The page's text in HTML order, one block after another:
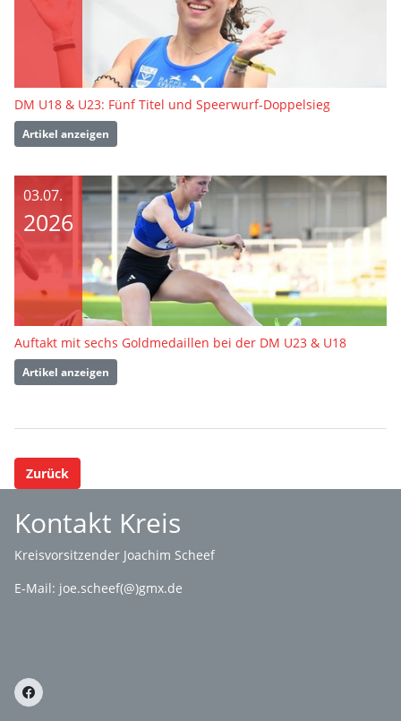
DM U18 & U23: Fünf Titel und Speerwurf-Doppelsieg
Artikel anzeigen
03.07.
2026
Auftakt mit sechs Goldmedaillen bei der DM U23 & U18
Artikel anzeigen
Zurück
Kontakt Kreis
Kreisvorsitzender Joachim Scheef
E-Mail: joe.scheef(@)gmx.de